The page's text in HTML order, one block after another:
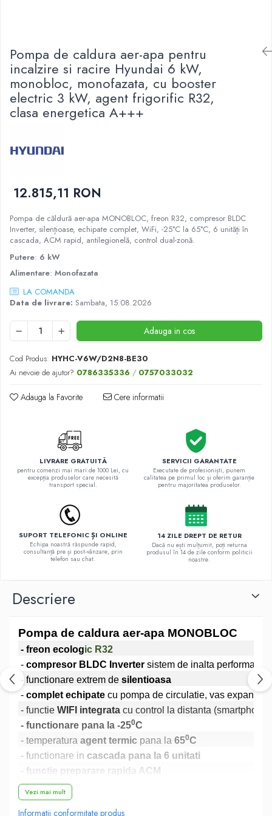
Telecomenzi
Adaptoare wi-fi
Pompa de caldura aer-apa pentru
incalzire si racire Hyundai 6 kW,
monobloc, monofazata, cu booster
electric 3 kW, agent frigorific R32,
clasa energetica A+++
12.815,11 RON
Pompa de căldură aer-apa MONOBLOC, freon R32, compresor BLDC
Inverter, silențioase, echipate complet, WiFi, -25°C la 65°C, 6 unități în
cascada, ACM rapid, antilegionelă, control dual-zonă.
Putere: 6 kW
Alimentare: Monofazata
LA COMANDA
Data de livrare: Sambata, 15.08.2026
Adauga in cos
Cod Produs: HYHC-V6W/D2N8-BE30
Ai nevoie de ajutor? 0786335336 / 0757033032
Adauga la Favorite Cere informatii
LIVRARE GRATUITĂ
pentru comenzi mai mari de 1000 Lei, cu
excepția produselor care necesită
transport special.
SERVICII GARANTATE
Executate de profesioniști, punem
calitatea pe primul loc și oferim garanție
pentru majoritatea produselor.
SUPORT TELEFONIC ȘI ONLINE
Echipa noastră răspunde rapid,
consultanță pre și post‑vânzare, prin
telefon sau chat.
14 ZILE DREPT DE RETUR
Dacă nu ești mulțumit, poți returna
produsul în 14 de zile conform politicii
noastre.
Descriere
Pompa de caldura aer-apa MONOBLOC
- freon ecologic R32
- compresor BLDC Inverter sistem de inalta performanta
- functionare extrem de silentioasa
- complet echipate cu pompa de circulatie, vas
- functie WIFI integrata cu control la distanta (smartphone)
- functionare pana la -250C
- temperatura agent termic pana la 650C
- functionare in cascada pana la 6 unitati
- functie preparare rapida ACM
- functie antilegionela
- posibilitate de control a 2 zone de incalzire
Vezi mai mult
Informatii conformitate produs